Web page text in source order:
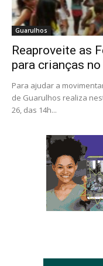
Guarulhos
Reaproveite as
para crianças
Para ajudar a
de Guarulhos realiza
26, das 14h...